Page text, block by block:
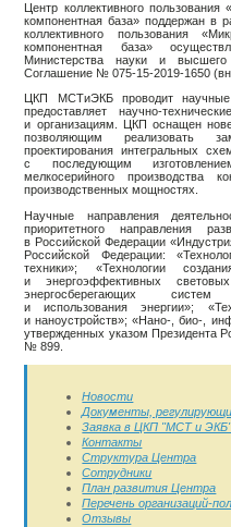
Центр коллективного
компонентная база» поддержан в
коллективного пользования
компонентная база»
Министерства науки и высшего
Соглашение № 075-15-2019-1650
ЦКП МСТиЭКБ проводит
предоставляет научно-
и организациям. ЦКП оснащен
позволяющим реализовать
проектирования интегральных
с последующим
мелкосерийного производства
производственных мощностях.
Научные направления
приоритетного направления
в Российской Федерации
Российской Федерации:
техники»; «Технологии
и энергоэффективных
энергосберегающих систем
и использования энергии»;
и наноустройств»; «Нано-, био-,
утвержденных указом Президента
№ 899.
Новости
Документы,
Заявка в ЦКП "МСТ и
Контакты
Структура Центра
Сотрудники
План развития Центра
Перечень организаций-
Отзывы